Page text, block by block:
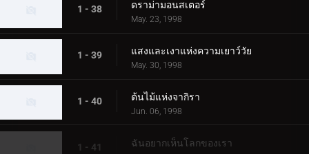
1 - 38 ดราม่ามอนสเตอร์
May. 23, 1998
1 - 39 แสงและเงาแห่งความเยาว์วัย
May. 30, 1998
1 - 40 ต้นไม้แห่งจากิรา
Jun. 06, 1998
1 - 41 ฉันอยากเห็นโลกของเรา